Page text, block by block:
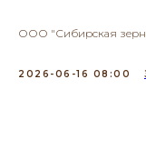
ООО "Сибирская
2026-06-16 08:00